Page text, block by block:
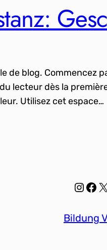
de blog.
lecteur dès la
Utilisez cet espace…
X
Bildung